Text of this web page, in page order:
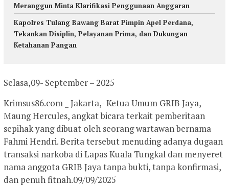
Meranggun Minta Klarifikasi Penggunaan Anggaran
Kapolres Tulang Bawang Barat Pimpin Apel Perdana,
Tekankan Disiplin, Pelayanan Prima, dan Dukungan
Ketahanan Pangan
Selasa,09- September – 2025
Krimsus86.com _ Jakarta,- Ketua Umum GRIB Jaya,
Maung Hercules, angkat bicara terkait pemberitaan
sepihak yang dibuat oleh seorang wartawan bernama
Fahmi Hendri. Berita tersebut menuding adanya dugaan
transaksi narkoba di Lapas Kuala Tungkal dan menyeret
nama anggota GRIB Jaya tanpa bukti, tanpa konfirmasi,
dan penuh fitnah.09/09/2025